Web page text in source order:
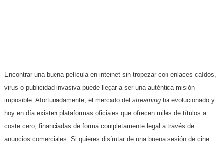
Encontrar una buena película en internet sin tropezar con enlaces caídos,
virus o publicidad invasiva puede llegar a ser una auténtica misión
imposible. Afortunadamente, el mercado del streamingha evolucionado y
hoy en día existen plataformas oficiales que ofrecen miles de títulos a
coste cero, financiadas de forma completamente legal a través de
anuncios comerciales. Si quieres disfrutar de una buena sesión de cine